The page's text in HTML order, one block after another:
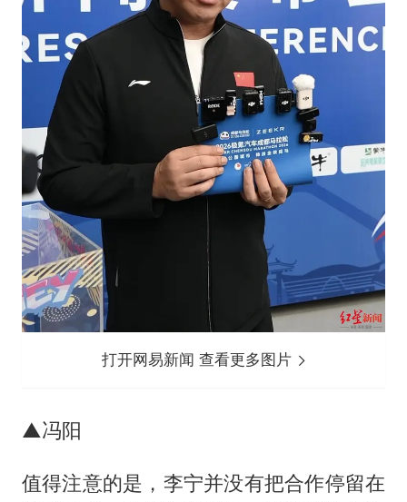
打开网易新闻 查看更多图片
▲冯阳
值得注意的是，李宁并没有把合作停留在